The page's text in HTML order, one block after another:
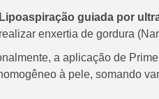
Lipoaspiração guiada por
realizar enxertia de gordura
a aplicação de
à pele, somando